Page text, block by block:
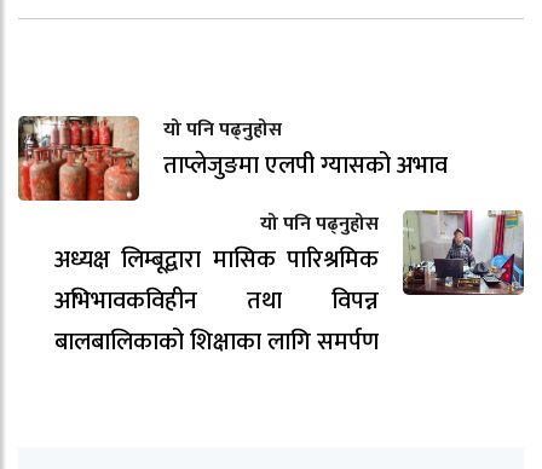
यो पनि पढ्नुहोस
ताप्लेजुङमा एलपी ग्यासको अभाव
यो पनि पढ्नुहोस
अध्यक्ष लिम्बूद्वारा मासिक पारिश्रमिक
अभिभावकविहीन तथा विपन्न
बालबालिकाको शिक्षाका लागि समर्पण